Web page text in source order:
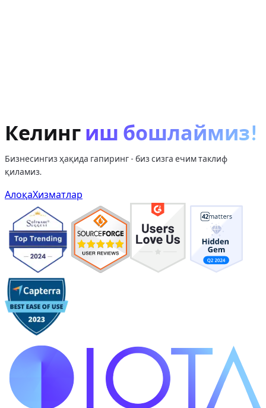
Келинг иш бошлаймиз!
Бизнесингиз ҳақида гапиринг - биз сизга ечим таклиф
қиламиз.
АлоқаХизматлар